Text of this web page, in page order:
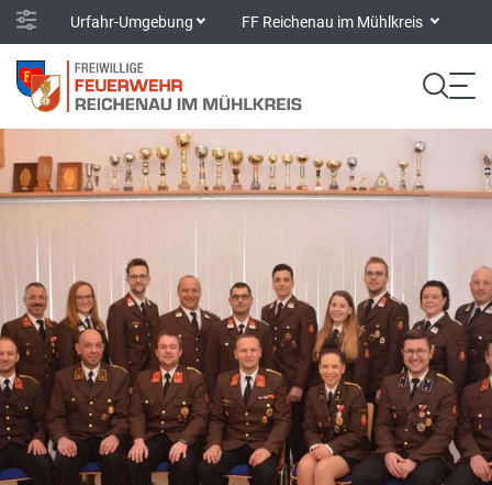
Urfahr-Umgebung FF Reichenau im Mühlkreis